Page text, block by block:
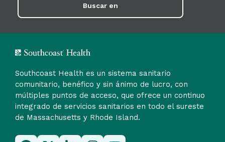
Buscar en
Southcoast Health es un sistema sanitario
comunitario, benéfico y sin ánimo de lucro, con
múltiples puntos de acceso, que ofrece un continuo
integrado de servicios sanitarios en todo el sureste
de Massachusetts y Rhode Island.